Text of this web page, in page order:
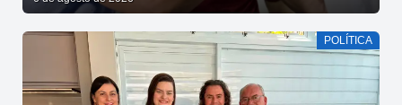
MAS MOSTRANDO TRABALHO
POLÍTICA